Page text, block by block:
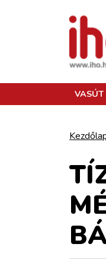
ELLÁTÁSI
VASÚT